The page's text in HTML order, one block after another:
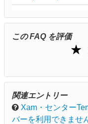
この FAQ を評価
★
関連エントリー
Xam・センター
バーを利用できませ